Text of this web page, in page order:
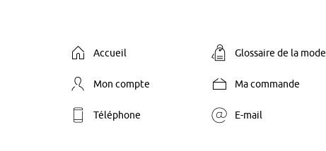
Accueil Glossaire de la mode
Mon compte Ma commande
Téléphone E-mail